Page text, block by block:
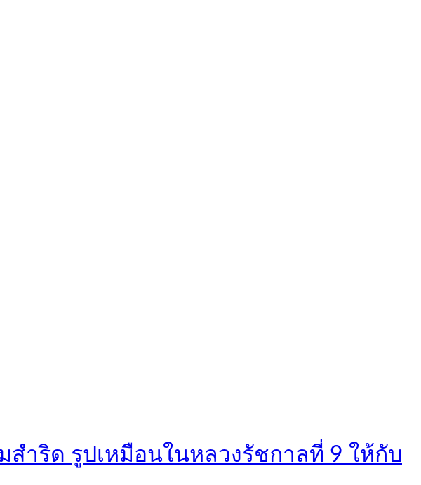
สำริด รูปเหมือนในหลวงรัชกาลที่ 9 ให้กับ